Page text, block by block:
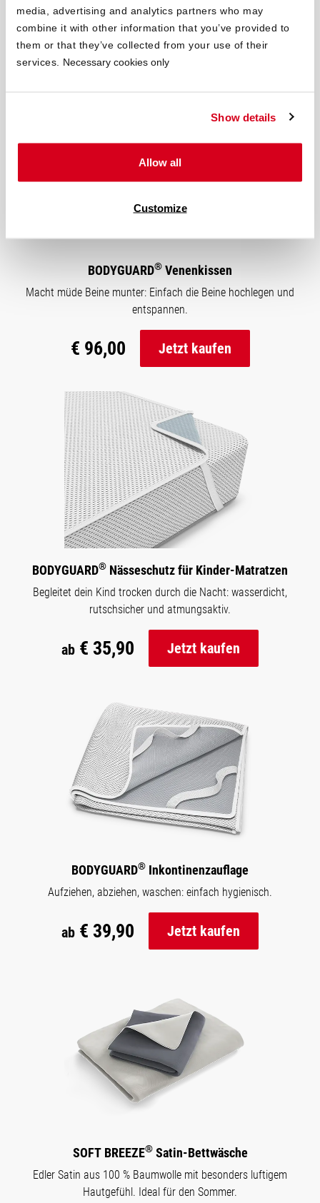
media, advertising and analytics partners who may
combine it with other information that you’ve provided to
them or that they’ve collected from your use of their
services. Necessary cookies only
Show details
Allow all
Customize
Seitenlage.
€ 75,00 Jetzt kaufen
BODYGUARD® Venenkissen
Macht müde Beine munter: Einfach die Beine hochlegen und
entspannen.
€ 96,00 Jetzt kaufen
BODYGUARD® Nässeschutz für Kinder-Matratzen
Begleitet dein Kind trocken durch die Nacht: wasserdicht,
rutschsicher und atmungsaktiv.
ab € 35,90 Jetzt kaufen
BODYGUARD® Inkontinenzauflage
Aufziehen, abziehen, waschen: einfach hygienisch.
ab € 39,90 Jetzt kaufen
SOFT BREEZE®Satin-Bettwäsche
Edler Satin aus 100 % Baumwolle mit besonders luftigem
Hautgefühl. Ideal für den Sommer.